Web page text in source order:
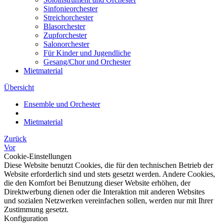
Sinfonieorchester
Streichorchester
Blasorchester
Zupforchester
Salonorchester
Für Kinder und Jugendliche
Gesang/Chor und Orchester
Mietmaterial
Übersicht
Ensemble und Orchester
Mietmaterial
Zurück
Vor
Cookie-Einstellungen
Diese Website benutzt Cookies, die für den technischen Betrieb der
Website erforderlich sind und stets gesetzt werden. Andere Cookies,
die den Komfort bei Benutzung dieser Website erhöhen, der
Direktwerbung dienen oder die Interaktion mit anderen Websites
und sozialen Netzwerken vereinfachen sollen, werden nur mit Ihrer
Zustimmung gesetzt.
Konfiguration